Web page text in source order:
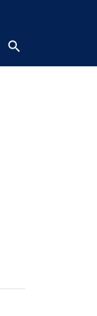
search